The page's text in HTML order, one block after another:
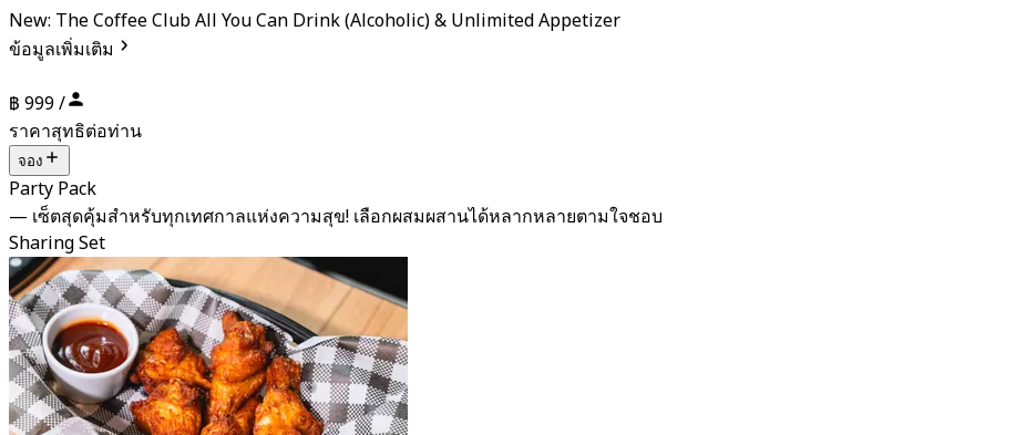
New: The Coffee Club All You Can Drink (Alcoholic) & Unlimited Appetizer
ข้อมูลเพิ่มเติม
฿ 999 /
ราคาสุทธิต่อท่าน
จอง
Party Pack
— เซ็ตสุดคุ้มสำหรับทุกเทศกาลแห่งความสุข! เลือกผสมผสานได้หลากหลายตามใจชอบ
Sharing Set